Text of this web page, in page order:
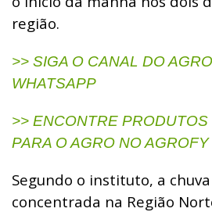
região.
>> SIGA O CANAL DO
WHATSAPP
>> ENCONTRE
PARA O AGRO NO
Segundo o instituto, a
concentrada na Região